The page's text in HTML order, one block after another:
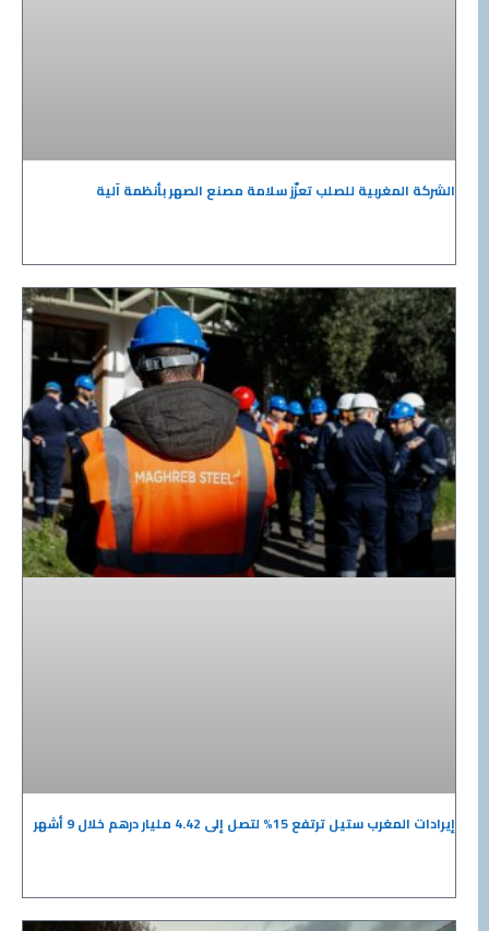
الشركة المغربية للصلب تعزّز سلامة مصنع الصهر بأنظمة آلية
إيرادات المغرب ستيل ترتفع 15% لتصل إلى 4.42 مليار درهم خلال 9 أشهر